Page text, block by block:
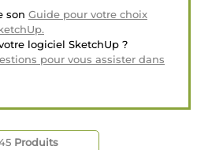
son Guide pour votre choix
logiciel SketchUp ?
pour vous assister dans
Produits